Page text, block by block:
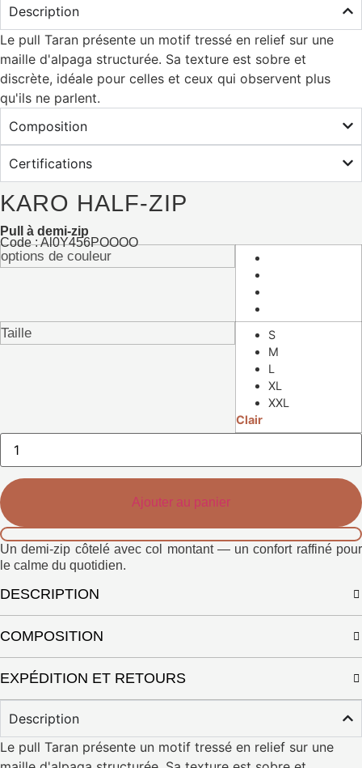
Description
Le pull Taran présente un motif tressé en relief sur une
maille d'alpaga structurée. Sa texture est sobre et
discrète, idéale pour celles et ceux qui observent plus
qu'ils ne parlent.
Composition
Certifications
KARO HALF-ZIP
Pull à demi-zip
Code : Al0Y456POOOO
options de couleur
Taille
S
M
L
XL
XXL
Clair
Quantité
vêtements
Karo
Half-
Zip
Ajouter au panier
Un demi-zip côtelé avec col montant — un confort raffiné pour
le calme du quotidien.
DESCRIPTION
COMPOSITION
EXPÉDITION ET RETOURS
Description
Le pull Taran présente un motif tressé en relief sur une